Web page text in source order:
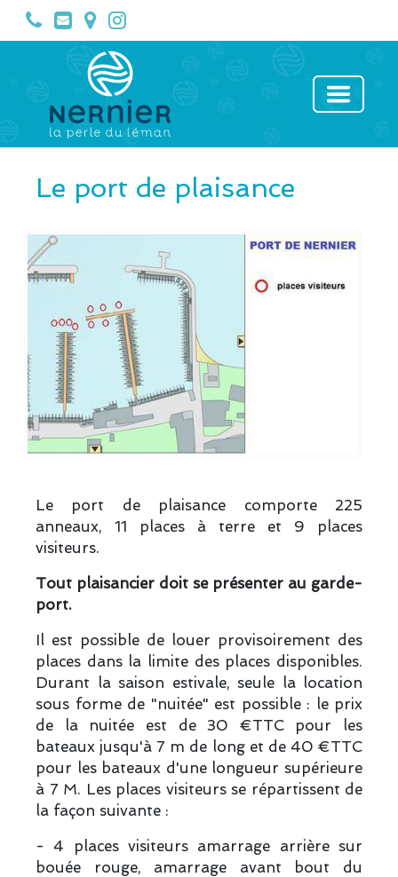
Le port de plaisance
Le port de plaisance comporte 225
anneaux, 11 places à terre et 9 places
visiteurs.
Tout plaisancier doit se présenter au garde-
port.
Il est possible de louer provisoirement des
places dans la limite des places disponibles.
Durant la saison estivale, seule la location
sous forme de "nuitée" est possible : le prix
de la nuitée est de 30 €TTC pour les
bateaux jusqu'à 7 m de long et de 40 €TTC
pour les bateaux d'une longueur supérieure
à 7 M. Les places visiteurs se répartissent de
la façon suivante :
- 4 places visiteurs amarrage arrière sur
bouée rouge, amarrage avant bout du